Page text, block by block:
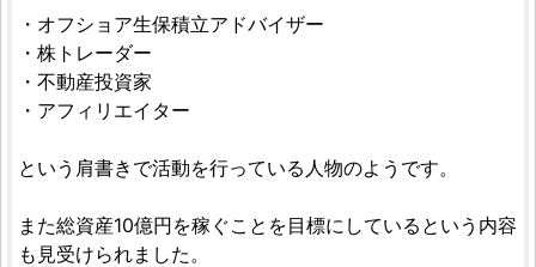
・オフショア生保積立アドバイザー
・株トレーダー
・不動産投資家
・アフィリエイター
という肩書きで活動を行っている人物のようです。
また総資産10億円を稼ぐことを目標にしているという内容
も見受けられました。